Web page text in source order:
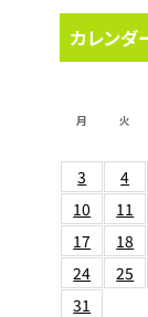
カレンダ
月 火
3
4
10
11
17
18
24
25
31